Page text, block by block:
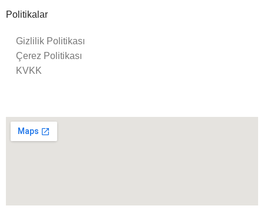
Politikalar
Gizlilik Politikası
Çerez Politikası
KVKK